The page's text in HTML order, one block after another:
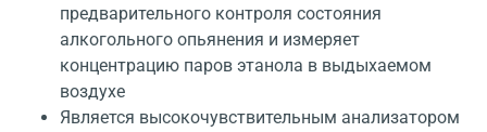
предварительного контроля состояния
алкогольного опьянения и измеряет
концентрацию паров этанола в выдыхаемом
воздухе
Является высокочувствительным анализатором